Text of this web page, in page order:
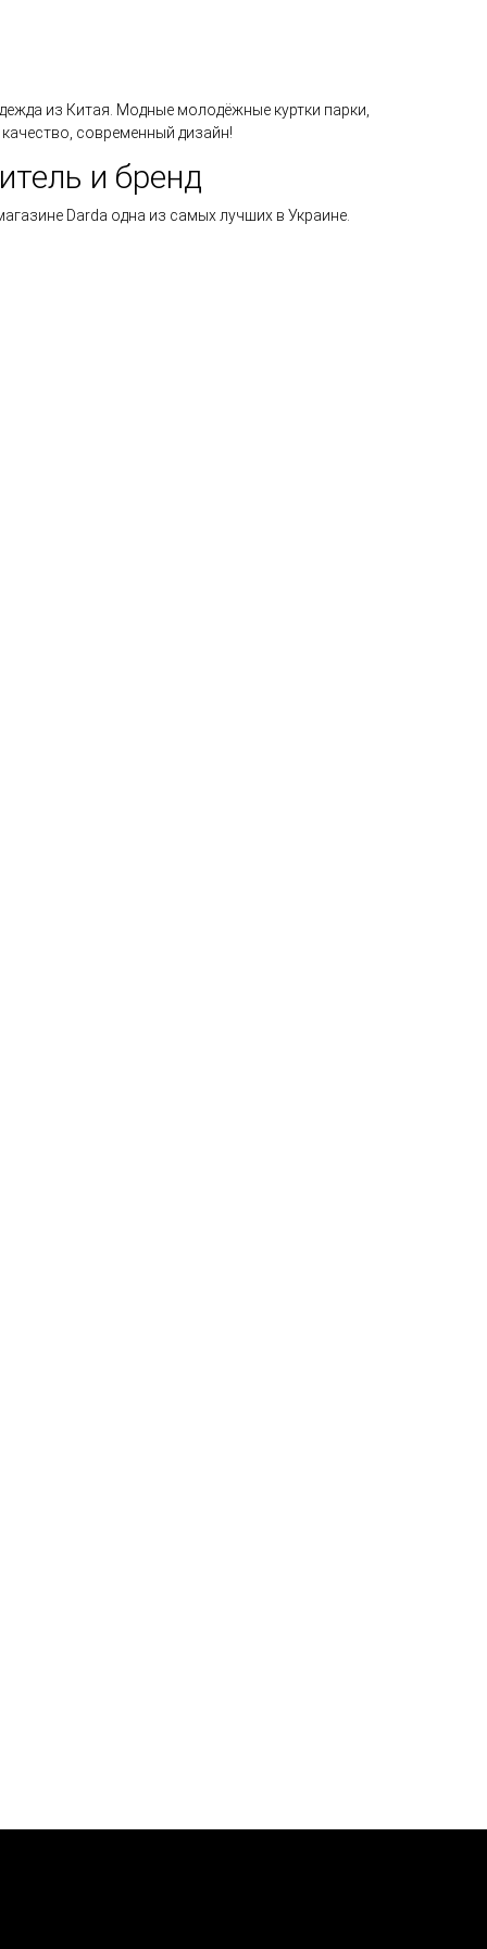
из Китая. Модные молодёжные куртки парки,
современный дизайн!
и бренд
Darda одна из самых лучших в Украине.